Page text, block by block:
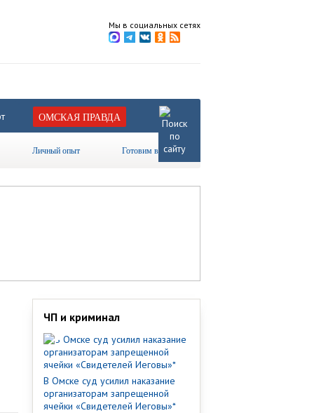
Мы в социальных сетях
ОМСКАЯ ПРАВДА
Личный опыт Готовим вместе
ЧП и криминал
В Омске суд усилил наказание
организаторам запрещенной
ячейки «Свидетелей Иеговы»*